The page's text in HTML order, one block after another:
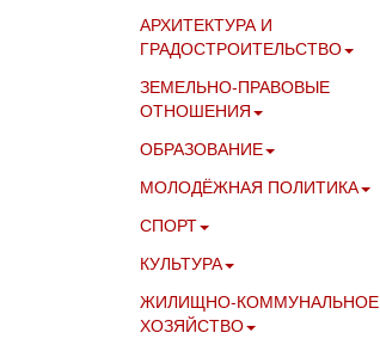
АРХИТЕКТУРА И
ГРАДОСТРОИТЕЛЬСТВО
ЗЕМЕЛЬНО-ПРАВОВЫЕ
ОТНОШЕНИЯ
ОБРАЗОВАНИЕ
МОЛОДЁЖНАЯ ПОЛИТИКА
СПОРТ
КУЛЬТУРА
ЖИЛИЩНО-КОММУНАЛЬНОЕ
ХОЗЯЙСТВО